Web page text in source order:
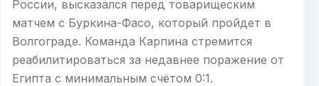
России, высказался перед товарищеским
матчем с Буркина-Фасо, который пройдет в
Волгограде. Команда Карпина стремится
реабилитироваться за недавнее поражение от
Египта с минимальным счётом 0:1.